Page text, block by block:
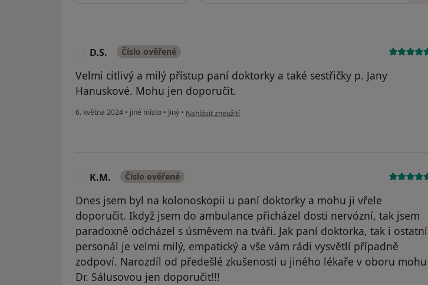
D.S. Číslo ověřené
Velmi citlivý a milý přístup paní doktorky a také sestřičky p. Jany
Hanuskové. Mohu jen doporučit.
6. května 2024 • jiné místo • Jiný • podle názoru uživatele D.S.
Nahlásit zneužití
K.M. Číslo ověřené
Dnes jsem byl na kolonoskopii u paní doktorky a mohu ji vřele
doporučit. Ikdyž jsem do ambulance přicházel dosti nervózní, tak jsem
paradoxně odcházel s úsměvem na tváři. Jak paní doktorka, tak i ostatní
personál je velmi milý, empatický a vše vám rádi vysvětlí případně
zodpoví. Narozdíl od předešlé zkušenosti u jiného lékaře v oboru mohu
Dr. Sálusovou jen doporučit!!!